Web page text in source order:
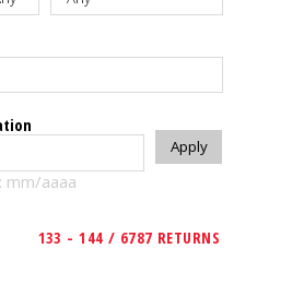
mm/aaaa
133 - 144 / 6787 RETURNS